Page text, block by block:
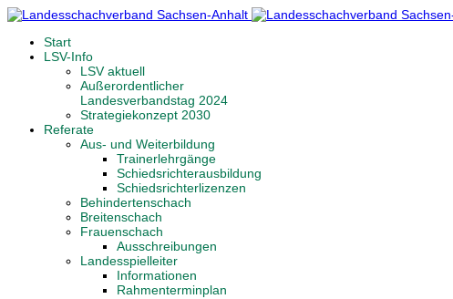
Start
LSV-Info
LSV aktuell
Außerordentlicher
Landesverbandstag 2024
Strategiekonzept 2030
Referate
Aus- und Weiterbildung
Trainerlehrgänge
Schiedsrichterausbildung
Schiedsrichterlizenzen
Behindertenschach
Breitenschach
Frauenschach
Ausschreibungen
Landesspielleiter
Informationen
Rahmenterminplan